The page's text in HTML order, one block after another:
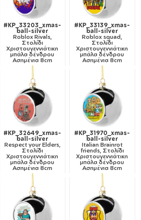
#KP_33203_xmas-
ball-silver
Roblox Rivals,
Στολίδι
Χριστουγεννιάτικη
μπάλα δένδρου
Ασημένια 8cm
#KP_33139_xmas-
ball-silver
Roblox squad,
Στολίδι
Χριστουγεννιάτικη
μπάλα δένδρου
Ασημένια 8cm
#KP_32649_xmas-
ball-silver
Respect your Elders,
Στολίδι
Χριστουγεννιάτικη
μπάλα δένδρου
Ασημένια 8cm
#KP_31970_xmas-
ball-silver
Italian Brainrot
friends, Στολίδι
Χριστουγεννιάτικη
μπάλα δένδρου
Ασημένια 8cm